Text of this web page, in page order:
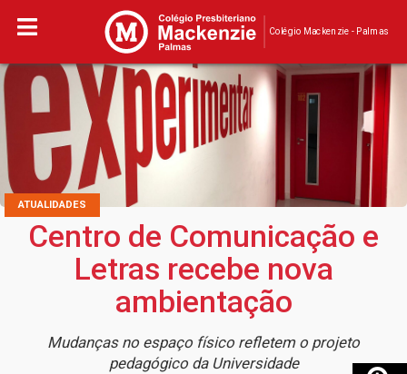
Colégio Mackenzie - Palmas
ATUALIDADES
Centro de Comunicação e
Letras recebe nova
ambientação
Mudanças no espaço físico refletem o projeto
pedagógico da Universidade